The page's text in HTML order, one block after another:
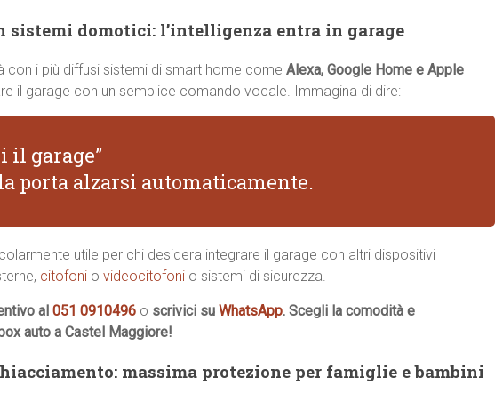
sistemi domotici: l’intelligenza entra in garage
con i più diffusi sistemi di smart home come Alexa, Google Home e Apple
il garage con un semplice comando vocale. Immagina di dire:
il garage”
porta alzarsi automaticamente.
utile per chi desidera integrare il garage con altri dispositivi
citofoni o videocitofoni o sistemi di sicurezza.
al 051 0910496 o scrivici su WhatsApp. Scegli la comodità e
auto a Castel Maggiore!
massima protezione per famiglie e bambini